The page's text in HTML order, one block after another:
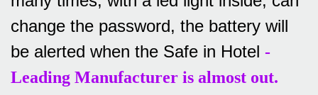
change the password, the battery will
be alerted when the Safe in Hotel -
Leading Manufacturer is almost out.